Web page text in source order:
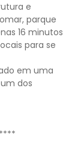
e
parque
16 minutos
para se
em uma
dos